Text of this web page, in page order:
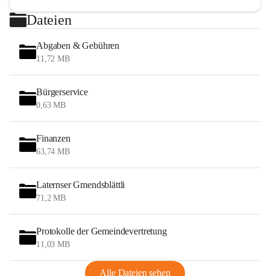
Dateien
Abgaben & Gebühren
11,72 MB
Bürgerservice
0,63 MB
Finanzen
63,74 MB
Laternser Gmendsblättli
71,2 MB
Protokolle der Gemeindevertretung
11,03 MB
Alle Dateien sehen